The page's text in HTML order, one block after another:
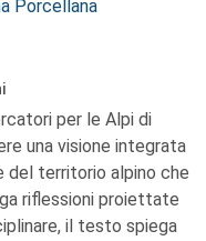
Porcellana
per le Alpi di
una visione integrata
del territorio alpino che
riflessioni proiettate
il testo spiega